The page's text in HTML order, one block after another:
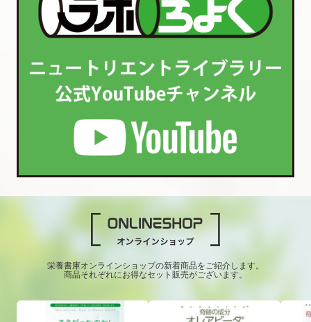
栄養書庫オンラインショップの新着商品をご紹介します。
商品それぞれにお得なセット販売がございます。